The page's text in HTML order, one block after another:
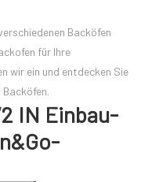
Backöfen
für Ihre
wir ein und entdecken Sie
IN Einbau-